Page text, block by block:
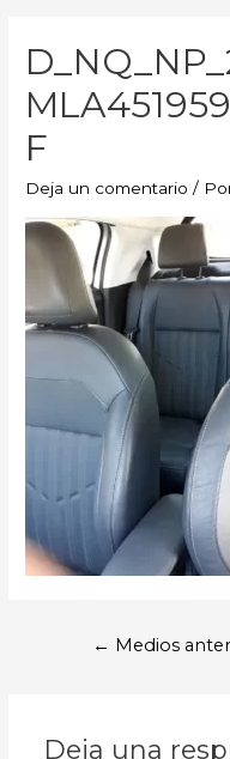
F
Deja un comentario /
← Medios
Deja una